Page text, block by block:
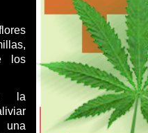
los
la
una